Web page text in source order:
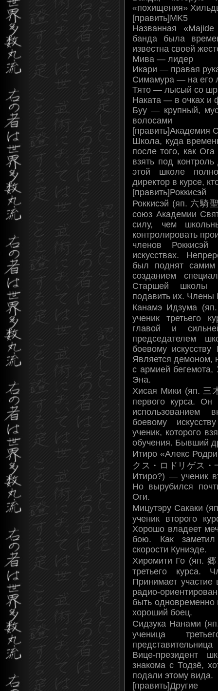
«похищения»
[править]MK5
Названная
банда была
известна своей
Мива — лидер
Икари — правая
Симамура — на его
Тято — лысый со
Наката — в очках и
Буу — крупный,
волосами
[править]Академия
Школа, куда
после того, как
взять под
этой школе
директор в курсе,
[править]Роккисэй
Роккисэй (яп. 六騎
союз Академии
силу, чем
контролировать
членов
искусствах.
был поднят самим
созданием
Старшей школы
подавить их. Члены
Канамэ Идзума
ученик третьего
главой и
председателем
боевому
Является демоном,
с армией
Эна.
Хисая Мики (яп. 三
первого курса. Он
использованием
боевому
ученик, которого
обучения. Бывший
Итиро «Алекс
クス・ロドリゲス・
Итиро?) — ученик
Но вырубился
Оги.
Мицутэру Сакаки
ученик второго
Хорошо владеет
бою. Как
скорости Куниэде.
Хиромити Го (яп.
третьего курса.
Принимает
радио-
быть
хороший боец.
Сидзука Нанами
ученица
Вице-президент
знакома с Тодзё,
подали этому вида.
[править]Другие